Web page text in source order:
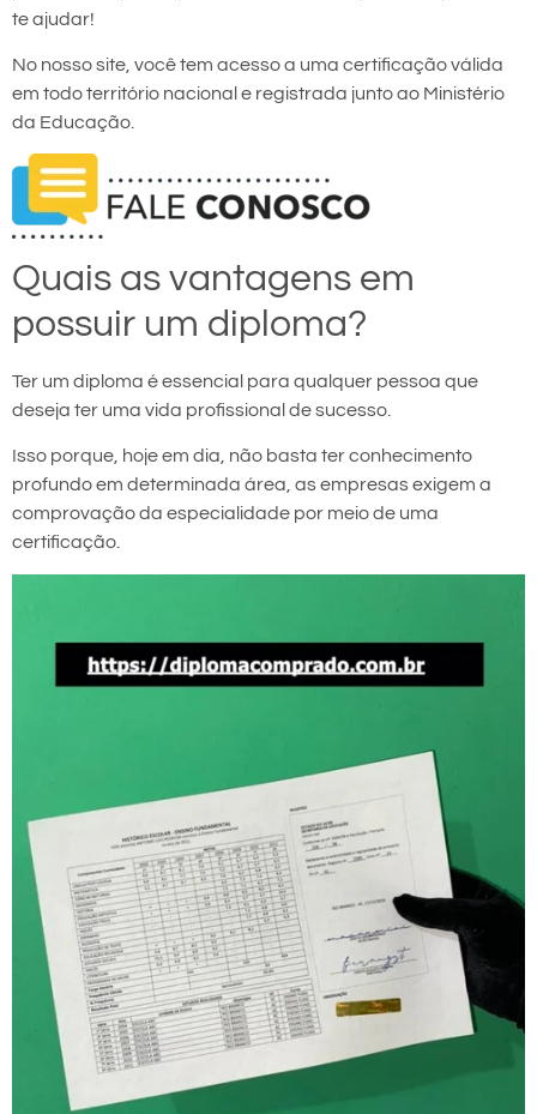
te ajudar!
No nosso site, você tem acesso a uma certificação válida
em todo território nacional e registrada junto ao Ministério
da Educação.
Quais as vantagens em
possuir um diploma?
Ter um diploma é essencial para qualquer pessoa que
deseja ter uma vida profissional de sucesso.
Isso porque, hoje em dia, não basta ter conhecimento
profundo em determinada área, as empresas exigem a
comprovação da especialidade por meio de uma
certificação.